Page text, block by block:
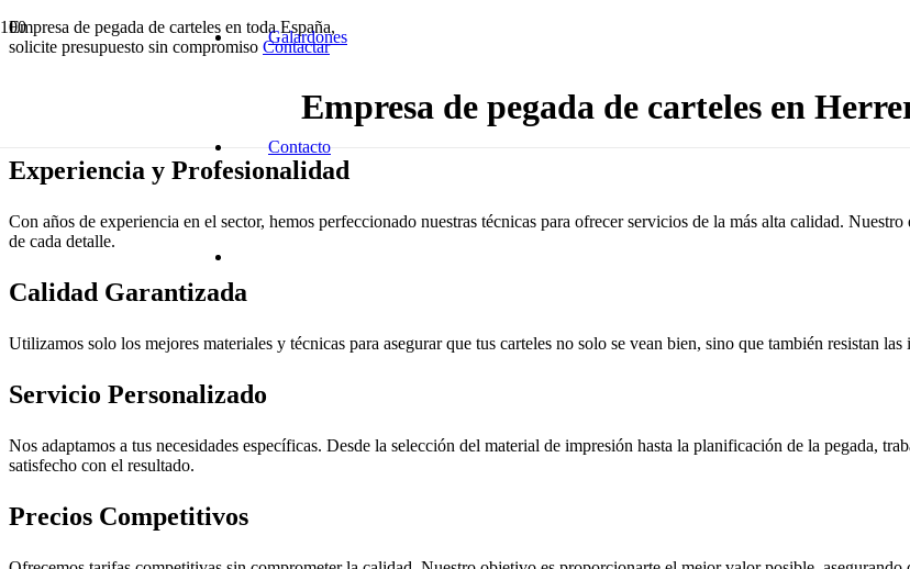
Galardones
Contacto
Empresa de pegada de carteles en toda España,
solicite presupuesto sin compromiso Contactar
Empresa de pegada de carteles en
Experiencia y Profesionalidad
Con años de experiencia en el sector, hemos perfeccionado nuestras técnicas para ofrecer servicios de la más alta calidad.
de cada detalle.
Calidad Garantizada
Utilizamos solo los mejores materiales y técnicas para asegurar que tus carteles no solo se vean bien, sino que también resistan
Servicio Personalizado
Nos adaptamos a tus necesidades específicas. Desde la selección del material de impresión hasta la planificación de la pegada,
satisfecho con el resultado.
Precios Competitivos